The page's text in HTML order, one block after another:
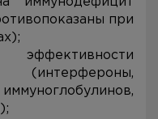
при
(интерфероны,